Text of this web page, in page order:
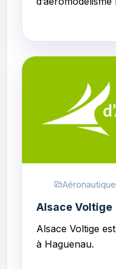
Aéronautique
Alsace Voltige
Alsace Voltige
à Haguenau.